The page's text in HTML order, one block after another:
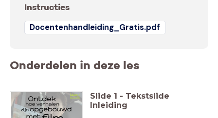
Instructies
Docentenhandleiding_Gratis.pdf
Onderdelen in deze les
Slide 1 - Tekstslide
Inleiding